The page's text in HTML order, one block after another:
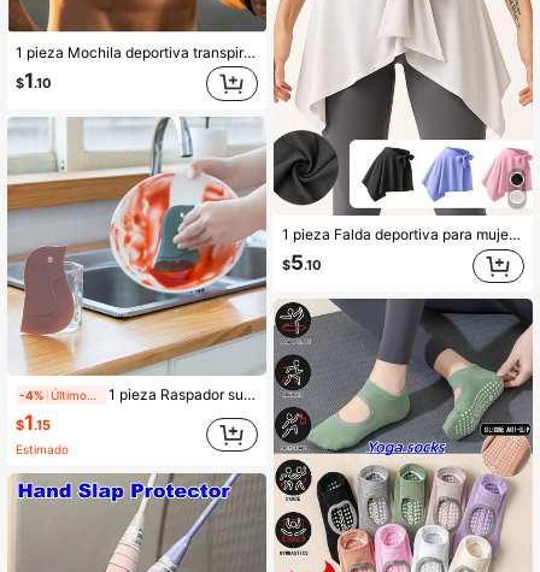
1 pieza Mochila deportiva transpirable y ligera, bolso de doble hombro, de múltiples bolsillos, unicolor, chaleco para correr, adecuado para maratón, trote, ciclismo y actividades al aire libre, unisex, negro blanco verde azul, bolso unisex para botella de agua, puede llevar botella de agua, teléfono, bolsa de almacenamiento de artículos pequeños, mochila multifuncional. Bolsa para teléfono de ciclismo, bolsa estilo chaleco, artículos ligeros de buena calidad, simple y elegante, bolsa para teléfono de correr, bolsa estilo chaleco para senderismo, mochila ligera para campo a través,
$1.10
-4% 1 pieza Raspador suave de pingüino multifuncional para la cocina, raspador de tabla de aceite, herramienta de limpieza para hornear, limpiador de utensilios de cocina antiarañazos y antiadherente, raspador de utensilios de cocina con diseño lindo adecuado para ollas, sartenes, parrillas y hornos - Superficie antiadherente duradera, disponible en varios colores, desengrasante, accesorio divertido, raspador duradero, raspador de mano, panificadora, esencial para acampar, esencial para días festivos
$1.15
Estimado
1 pieza Falda deportiva para mujer, velo de cadera de baile, falda con lazo de moda, falda de tenis, que cubre las caderas para fitness, yoga, correr, diseño anti-destello, protección solar, chal de seda con lazo, falda multiusos para cubrir las caderas, material de poliéster, ligera y transpirable, adecuada para actividades al aire libre, yoga, correr, fitness, cintura ajustable, dobladillo asimétrico que cubre las caderas, tela elástica, lavable a máquina para todas las estaciones, ropa de moda, ajuste cómodo, esencial para el verano, ropa de gimnasio para madres/mujeres, verano, gimnasio, ropa de gimnasio para mujeres, entrenadoras de mujeres
$5.10